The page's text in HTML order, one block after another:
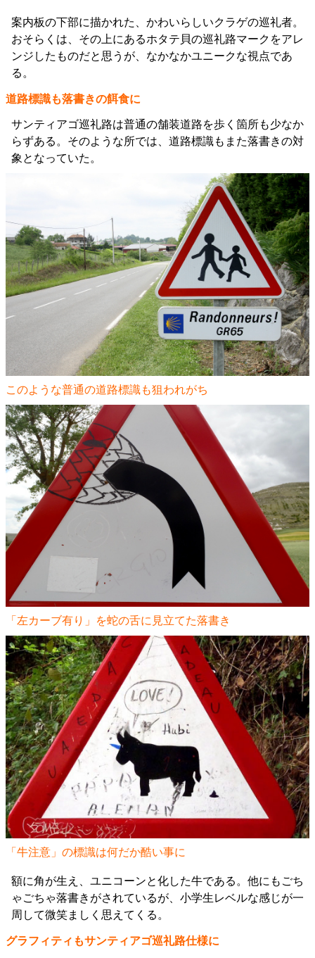
案内板の下部に描かれた、かわいらしいクラゲの巡礼者。
おそらくは、その上にあるホタテ貝の巡礼路マークをアレ
ンジしたものだと思うが、なかなかユニークな視点であ
る。
道路標識も落書きの餌食に
サンティアゴ巡礼路は普通の舗装道路を歩く箇所も少なか
らずある。そのような所では、道路標識もまた落書きの対
象となっていた。
このような普通の道路標識も狙われがち
「左カーブ有り」を蛇の舌に見立てた落書き
「牛注意」の標識は何だか酷い事に
額に角が生え、ユニコーンと化した牛である。他にもごち
ゃごちゃ落書きがされているが、小学生レベルな感じが一
周して微笑ましく思えてくる。
グラフィティもサンティアゴ巡礼路仕様に